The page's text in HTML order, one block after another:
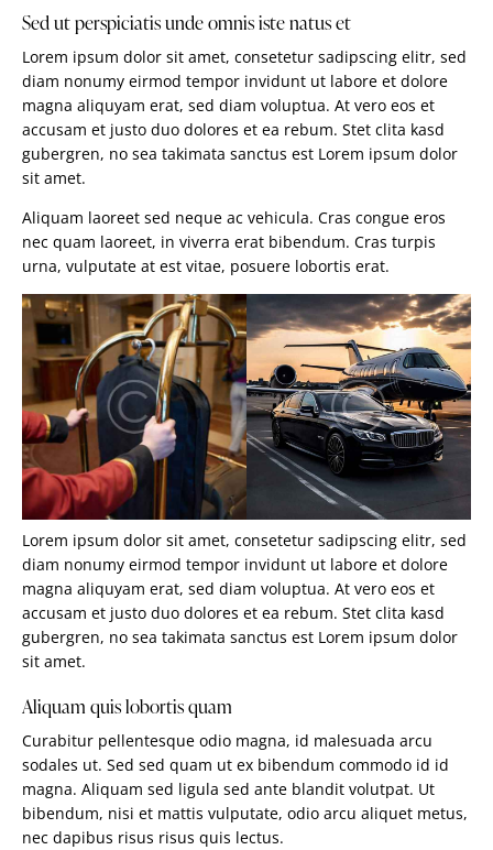
Sed ut perspiciatis unde omnis iste natus et
Lorem ipsum dolor sit amet, consetetur sadipscing elitr, sed
diam nonumy eirmod tempor invidunt ut labore et dolore
magna aliquyam erat, sed diam voluptua. At vero eos et
accusam et justo duo dolores et ea rebum. Stet clita kasd
gubergren, no sea takimata sanctus est Lorem ipsum dolor
sit amet.
Aliquam laoreet sed neque ac vehicula. Cras congue eros
nec quam laoreet, in viverra erat bibendum. Cras turpis
urna, vulputate at est vitae, posuere lobortis erat.
Lorem ipsum dolor sit amet, consetetur sadipscing elitr, sed
diam nonumy eirmod tempor invidunt ut labore et dolore
magna aliquyam erat, sed diam voluptua. At vero eos et
accusam et justo duo dolores et ea rebum. Stet clita kasd
gubergren, no sea takimata sanctus est Lorem ipsum dolor
sit amet.
Aliquam quis lobortis quam
Curabitur pellentesque odio magna, id malesuada arcu
sodales ut. Sed sed quam ut ex bibendum commodo id id
magna. Aliquam sed ligula sed ante blandit volutpat. Ut
bibendum, nisi et mattis vulputate, odio arcu aliquet metus,
nec dapibus risus risus quis lectus.